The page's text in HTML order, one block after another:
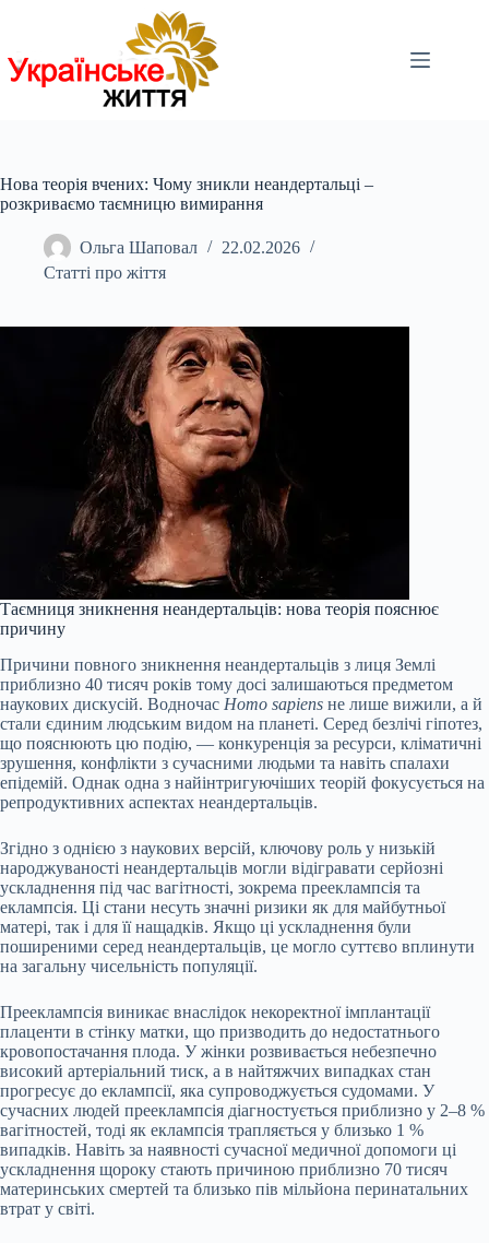
Нова теорія вчених: Чому зникли неандертальці –
розкриваємо таємницю вимирання
Ольга Шаповал
22.02.2026
Статті про жіття
Таємниця зникнення неандертальців: нова теорія пояснює
причину
Причини повного зникнення неандертальців з лиця Землі
приблизно 40 тисяч років тому досі залишаються предметом
наукових дискусій. Водночас Homo sapiens не лише вижили, а й
стали єдиним людським видом на планеті. Серед безлічі гіпотез,
що пояснюють цю подію, — конкуренція за ресурси, кліматичні
зрушення, конфлікти з сучасними людьми та навіть спалахи
епідемій. Однак одна з найінтригуючіших теорій фокусується на
репродуктивних аспектах неандертальців.
Згідно з однією з наукових версій, ключову роль у низькій
народжуваності неандертальців могли відігравати серйозні
ускладнення під час вагітності, зокрема прееклампсія та
еклампсія. Ці стани несуть значні ризики як для майбутньої
матері, так і для її нащадків. Якщо ці ускладнення були
поширеними серед неандертальців, це могло суттєво вплинути
на загальну чисельність популяції.
Прееклампсія виникає внаслідок некоректної імплантації
плаценти в стінку матки, що призводить до недостатнього
кровопостачання плода. У жінки розвивається небезпечно
високий артеріальний тиск, а в найтяжчих випадках стан
прогресує до еклампсії, яка супроводжується судомами. У
сучасних людей прееклампсія діагностується приблизно у 2–8 %
вагітностей, тоді як еклампсія трапляється у близько 1 %
випадків. Навіть за наявності сучасної медичної допомоги ці
ускладнення щороку стають причиною приблизно 70 тисяч
материнських смертей та близько пів мільйона перинатальних
втрат у світі.